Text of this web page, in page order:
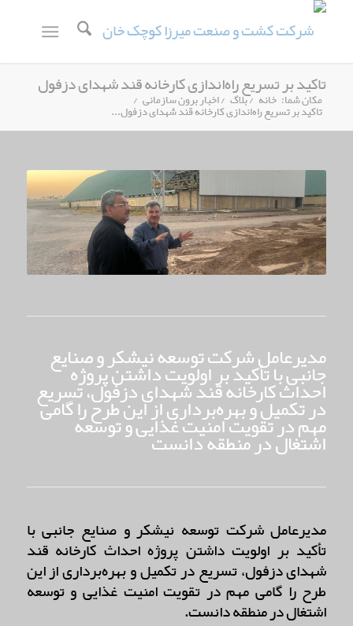
تاکید بر تسریع راه‌اندازی کارخانه قند شهدای دزفول
مکان شما: خانه /بلاگ /اخبار برون سازمانی /
تاکید بر تسریع راه‌اندازی کارخانه قند شهدای دزفول...
مدیرعامل شرکت توسعه نیشکر و صنایع
جانبی با تأکید بر اولویت داشتن پروژه
احداث کارخانه قند شهدای دزفول، تسریع
در تکمیل و بهره‌برداری از این طرح را گامی
مهم در تقویت امنیت غذایی و توسعه
اشتغال در منطقه دانست
مدیرعامل شرکت توسعه نیشکر و صنایع جانبی با
تأکید بر اولویت داشتن پروژه احداث کارخانه قند
شهدای دزفول، تسریع در تکمیل و بهره‌برداری از این
طرح را گامی مهم در تقویت امنیت غذایی و توسعه
اشتغال در منطقه دانست.